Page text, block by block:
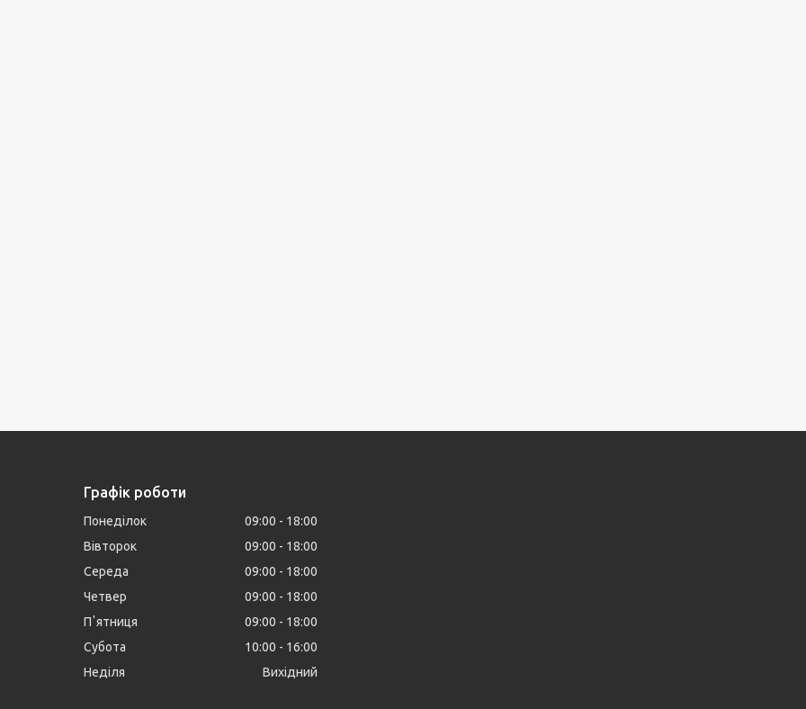
Графік роботи
Понеділок 09:00
18:00
Вівторок
09:00
18:00
Середа
09:00
18:00
Четвер
09:00
18:00
Пʼятниця
09:00
18:00
Субота
10:00
16:00
Неділя
Вихідний